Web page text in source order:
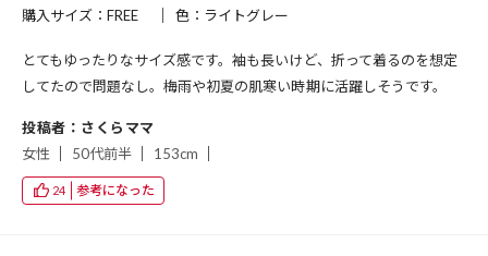
購入サイズ：FREE 色：ライトグレー
とてもゆったりなサイズ感です。袖も長いけど、折って着るのを想定
してたので問題なし。梅雨や初夏の肌寒い時期に活躍しそうです。
投稿者：さくらママ
女性
50代前半 153cm
24 参考になった